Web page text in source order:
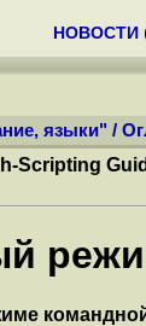
НОВОСТИ
языки" /
Scripting